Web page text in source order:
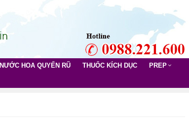
NƯỚC HOA QUYẾN RŨ THUỐC KÍCH DỤC
PREP